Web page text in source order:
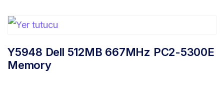
Y5948 Dell 512MB 667MHz PC2-5300E
Memory